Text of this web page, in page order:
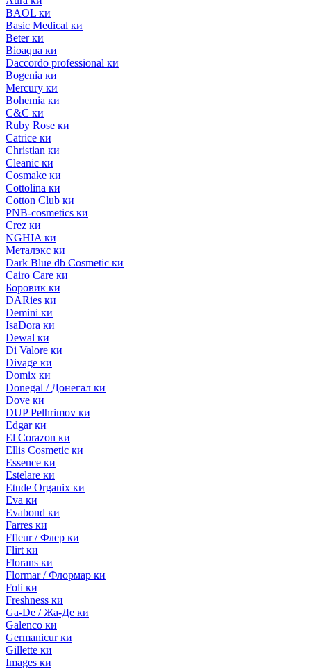
BAOL ки
Basic Medical ки
Beter ки
Bioaqua ки
Daccordo professional ки
Bogenia ки
Mercury ки
Bohemia ки
C&C ки
Ruby Rose ки
Catrice ки
Christian ки
Cleanic ки
Cosmake ки
Cottolina ки
Cotton Club ки
PNB-cosmetics ки
Crez ки
NGHIA ки
Металэкс ки
Dark Blue db Cosmetic ки
Cairo Care ки
Боровик ки
DARies ки
Demini ки
IsaDora ки
Dewal ки
Di Valore ки
Divage ки
Domix ки
Donegal / Донегал ки
Dove ки
DUP Pelhrimov ки
Edgar ки
El Corazon ки
Ellis Cosmetic ки
Essence ки
Estelare ки
Etude Organix ки
Eva ки
Evabond ки
Farres ки
Ffleur / Флер ки
Flirt ки
Florans ки
Flormar / Флормар ки
Foli ки
Freshness ки
Ga-De / Жа-Де ки
Galenco ки
Germanicur ки
Gillette ки
Images ки